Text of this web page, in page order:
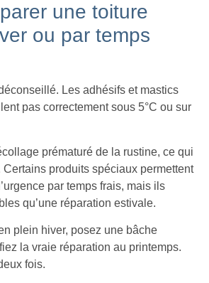
une toiture
ou par temps
Les adhésifs et mastics
pas correctement sous 5°C ou sur
prématuré de la rustine, ce qui
produits spéciaux permettent
par temps frais, mais ils
qu’une réparation estivale.
plein hiver, posez une bâche
la vraie réparation au printemps.
fois.